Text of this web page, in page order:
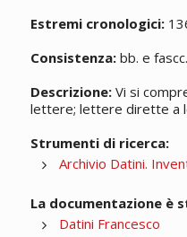
Estremi cronologici:
Consistenza:bb. e fascc.
Descrizione:Vi si
lettere; lettere dirette a
Strumenti di ricerca:
Archivio Datini.
La documentazione è
Datini Francesco